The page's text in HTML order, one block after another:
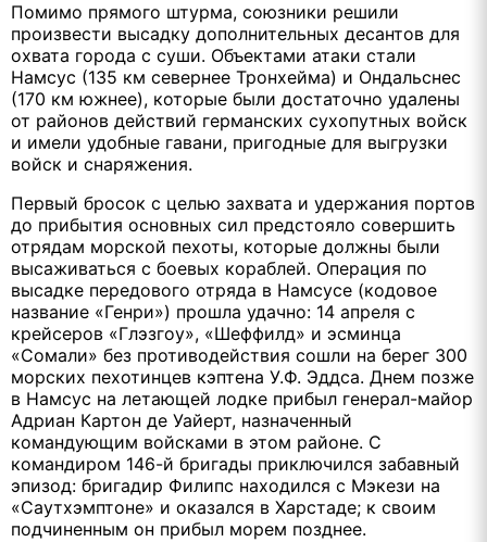
Помимо прямого штурма, союзники решили
произвести высадку дополнительных десантов для
охвата города с суши. Объектами атаки стали
Намсус (135 км севернее Тронхейма) и Ондальснес
(170 км южнее), которые были достаточно удалены
от районов действий германских сухопутных войск
и имели удобные гавани, пригодные для выгрузки
войск и снаряжения.
Первый бросок с целью захвата и удержания портов
до прибытия основных сил предстояло совершить
отрядам морской пехоты, которые должны были
высаживаться с боевых кораблей. Операция по
высадке передового отряда в Намсусе (кодовое
название «Генри») прошла удачно: 14 апреля с
крейсеров «Глэзгоу», «Шеффилд» и эсминца
«Сомали» без противодействия сошли на берег 300
морских пехотинцев кэптена У.Ф. Эддса. Днем позже
в Намсус на летающей лодке прибыл генерал-майор
Адриан Картон де Уайерт, назначенный
командующим войсками в этом районе. С
командиром 146-й бригады приключился забавный
эпизод: бригадир Филипс находился с Мэкези на
«Саутхэмптоне» и оказался в Харстаде; к своим
подчиненным он прибыл морем позднее.